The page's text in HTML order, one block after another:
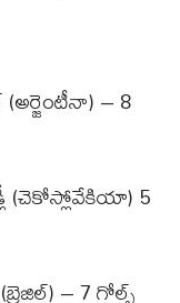
(అర్జెంటీనా) – 8
(చెకోస్లోవేకియా) 5
– 7 గోల్స్